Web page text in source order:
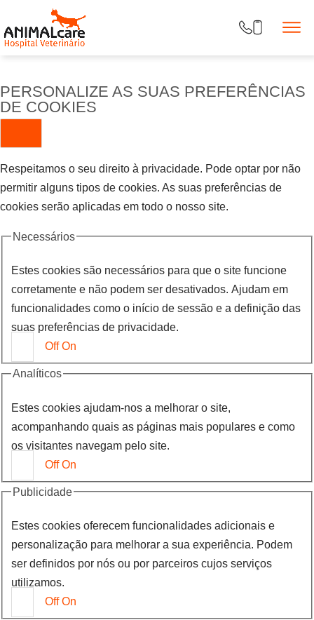
PERSONALIZE AS SUAS PREFERÊNCIAS
DE COOKIES
Respeitamos o seu direito à privacidade. Pode optar por não
permitir alguns tipos de cookies. As suas preferências de
cookies serão aplicadas em todo o nosso site.
Necessários
Estes cookies são necessários para que o site funcione
corretamente e não podem ser desativados. Ajudam em
funcionalidades como o início de sessão e a definição das
suas preferências de privacidade.
Off On
Analíticos
Estes cookies ajudam-nos a melhorar o site,
acompanhando quais as páginas mais populares e como
os visitantes navegam pelo site.
Off On
Publicidade
Estes cookies oferecem funcionalidades adicionais e
personalização para melhorar a sua experiência. Podem
ser definidos por nós ou por parceiros cujos serviços
utilizamos.
Off On